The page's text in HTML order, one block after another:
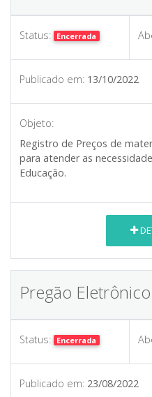
Status: Encerrada
Publicado em: 13/10/2022
Objeto:
Registro de Preços de
para atender as
Educação.
Pregão
Status: Encerrada
Publicado em: 23/08/2022